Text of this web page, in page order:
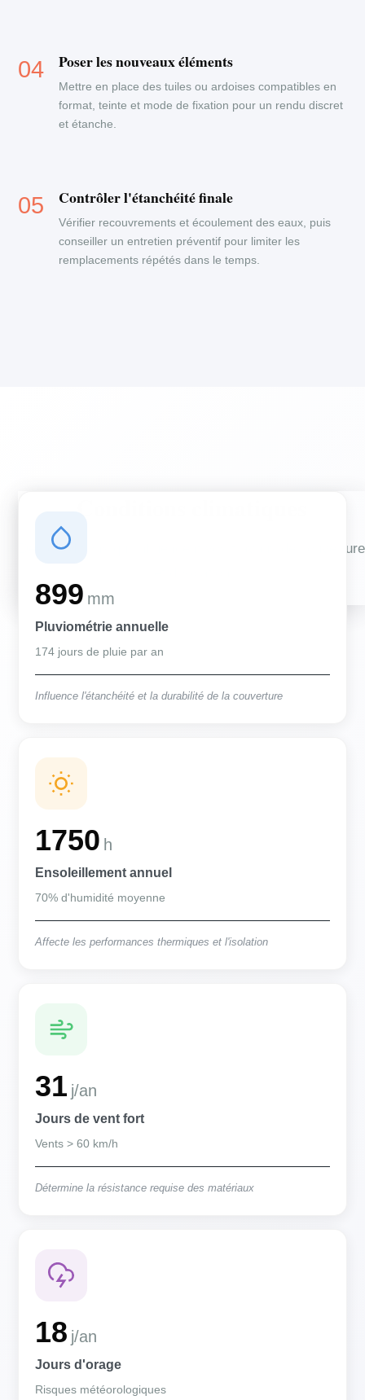
Poser les nouveaux éléments
Mettre en place des tuiles ou ardoises compatibles en
format, teinte et mode de fixation pour un rendu discret
et étanche.
Contrôler l'étanchéité finale
Vérifier recouvrements et écoulement des eaux, puis
conseiller un entretien préventif pour limiter les
remplacements répétés dans le temps.
Des conditions qui influencent vos travaux de couverture
899 mm
Pluviométrie annuelle
174 jours de pluie par an
Influence l'étanchéité et la durabilité de la couverture
1750 h
Ensoleillement annuel
70% d'humidité moyenne
Affecte les performances thermiques et l'isolation
31 j/an
Jours de vent fort
Vents > 60 km/h
Détermine la résistance requise des matériaux
18 j/an
Jours d'orage
Risques météorologiques